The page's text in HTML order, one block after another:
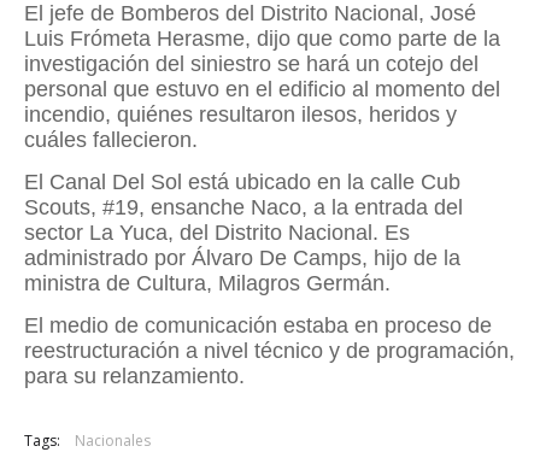
El jefe de Bomberos del Distrito Nacional, José
Luis Frómeta Herasme, dijo que como parte de la
investigación del siniestro se hará un cotejo del
personal que estuvo en el edificio al momento del
incendio, quiénes resultaron ilesos, heridos y
cuáles fallecieron.
El Canal Del Sol está ubicado en la calle Cub
Scouts, #19, ensanche Naco, a la entrada del
sector La Yuca, del Distrito Nacional. Es
administrado por Álvaro De Camps, hijo de la
ministra de Cultura, Milagros Germán.
El medio de comunicación estaba en proceso de
reestructuración a nivel técnico y de programación,
para su relanzamiento.
Tags: Nacionales